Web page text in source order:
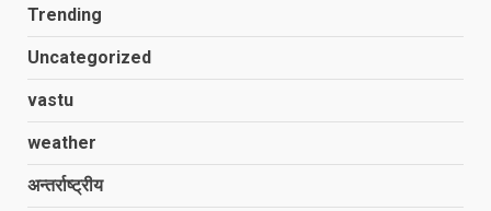
Trending
Uncategorized
vastu
weather
अन्तर्राष्ट्रीय